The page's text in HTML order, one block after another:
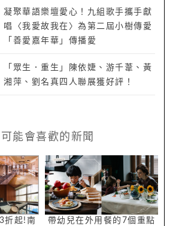
凝聚華語樂壇愛心！九組歌手攜手獻
唱〈我愛故我在〉為第二屆小樹傳愛
「善愛嘉年華」傳播愛
「眾生．重生」陳依婕、游千葦、黃
湘萍、劉名真四人聯展獲好評！
能會喜歡的新聞
折起!南
帶幼兒在外用餐的7個重點